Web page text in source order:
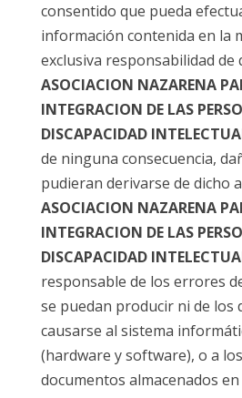
consentido que pueda
información contenida en la
exclusiva responsabilidad de
ASOCIACION NAZARENA
INTEGRACION DE LAS
DISCAPACIDAD
de ninguna consecuencia,
pudieran derivarse de dicho
ASOCIACION NAZARENA
INTEGRACION DE LAS
DISCAPACIDAD
responsable de los errores
se puedan producir ni de los
causarse al sistema
(hardware y software), o a
documentos almacenados